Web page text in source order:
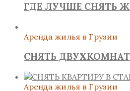
ГДЕ ЛУЧШЕ СНЯТЬ
Аренда жилья в Грузии
СНЯТЬ
Аренда жилья в Грузии